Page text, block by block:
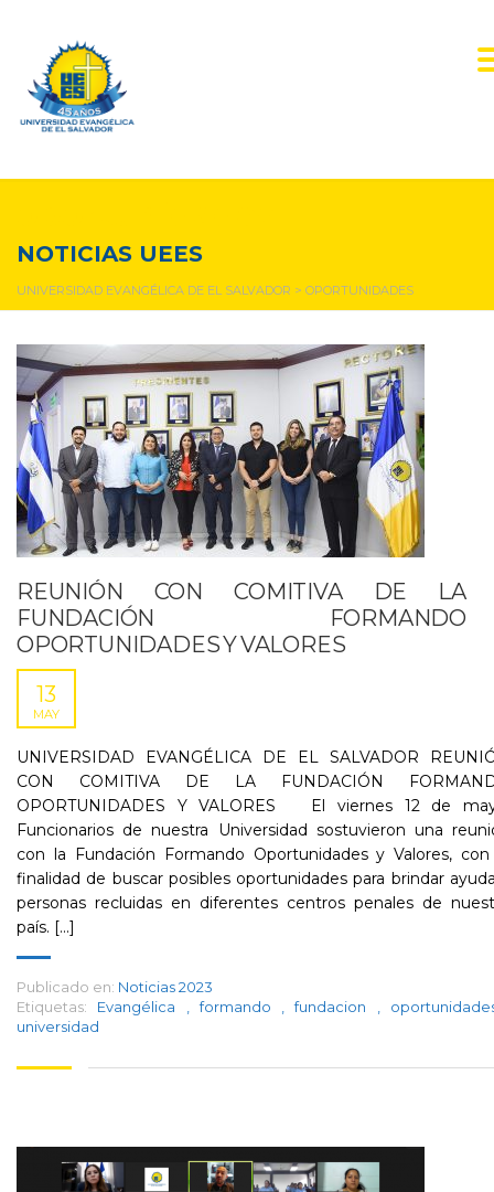
NOTICIAS UEES
UNIVERSIDAD EVANGÉLICA DE EL SALVADOR > OPORTUNIDADES
REUNIÓN CON COMITIVA DE LA
FUNDACIÓN FORMANDO
OPORTUNIDADES Y VALORES
13
MAY
UNIVERSIDAD EVANGÉLICA DE EL SALVADOR
CON COMITIVA DE LA FUNDACIÓN
OPORTUNIDADES Y VALORES El viernes 12 de
Funcionarios de nuestra Universidad sostuvieron una
con la Fundación Formando Oportunidades y Valores,
finalidad de buscar posibles oportunidades para brindar
personas recluidas en diferentes centros penales de
país. [...]
Publicado en: Noticias 2023
Etiquetas:
Evangélica formando fundacion
universidad